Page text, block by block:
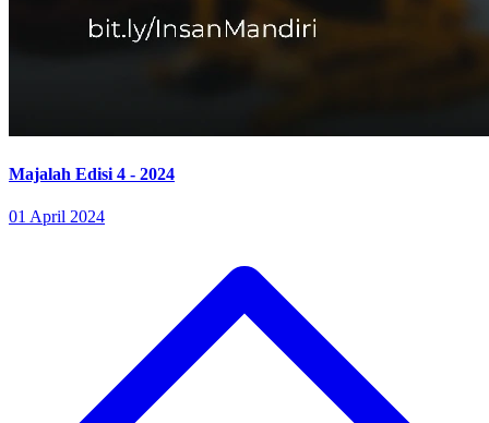
Majalah Edisi 4 - 2024
01 April 2024